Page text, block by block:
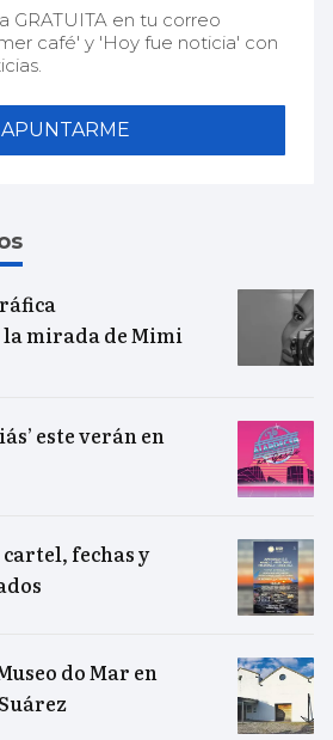
GRATUITA en tu correo
café' y 'Hoy fue noticia' con
APUNTARME
mirada de Mimi
este verán en
cartel, fechas y
do Mar en